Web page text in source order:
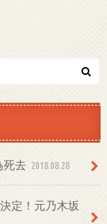
死去 2018.08.28
定！元乃木坂